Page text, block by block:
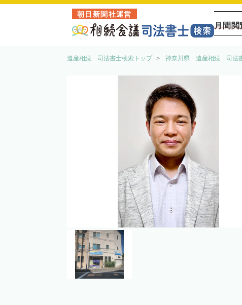
朝日新聞社運営
月間閲
遺産相続 司法書士検索トップ 神奈川県 遺産相続 司法